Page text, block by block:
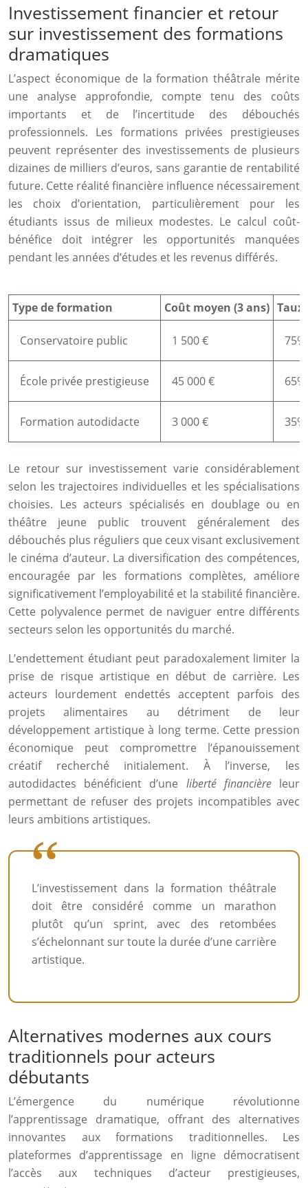
Investissement financier et retour
sur investissement des formations
dramatiques
L’aspect économique de la formation théâtrale mérite
une analyse approfondie, compte tenu des coûts
importants et de l’incertitude des débouchés
professionnels. Les formations privées prestigieuses
peuvent représenter des investissements de plusieurs
dizaines de milliers d’euros, sans garantie de rentabilité
future. Cette réalité financière influence nécessairement
les choix d’orientation, particulièrement pour les
étudiants issus de milieux modestes. Le calcul coût-
bénéfice doit intégrer les opportunités manquées
pendant les années d’études et les revenus différés.
Type de formation Coût moyen (3 ans) Taux
Conservatoire public 1 500 € 75%
École privée prestigieuse 45 000 € 65%
Formation autodidacte 3 000 € 35%
Le retour sur investissement varie considérablement
selon les trajectoires individuelles et les spécialisations
choisies. Les acteurs spécialisés en doublage ou en
théâtre jeune public trouvent généralement des
débouchés plus réguliers que ceux visant exclusivement
le cinéma d’auteur. La diversification des compétences,
encouragée par les formations complètes, améliore
significativement l’employabilité et la stabilité financière.
Cette polyvalence permet de naviguer entre différents
secteurs selon les opportunités du marché.
L’endettement étudiant peut paradoxalement limiter la
prise de risque artistique en début de carrière. Les
acteurs lourdement endettés acceptent parfois des
projets alimentaires au détriment de leur
développement artistique à long terme. Cette pression
économique peut compromettre l’épanouissement
créatif recherché initialement. À l’inverse, les
autodidactes bénéficient d’une liberté financière leur
permettant de refuser des projets incompatibles avec
leurs ambitions artistiques.
L’investissement dans la formation théâtrale
doit être considéré comme un marathon
plutôt qu’un sprint, avec des retombées
s’échelonnant sur toute la durée d’une carrière
artistique.
Alternatives modernes aux cours
traditionnels pour acteurs
débutants
L’émergence du numérique révolutionne
l’apprentissage dramatique, offrant des alternatives
innovantes aux formations traditionnelles. Les
plateformes d’apprentissage en ligne démocratisent
l’accès aux techniques d’acteur prestigieuses,